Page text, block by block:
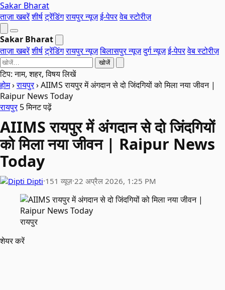
Sakar Bharat
ताज़ा खबरेंशीर्षट्रेंडिंगरायपुर न्यूज़ई-पेपरवेब स्टोरीज़
Sakar Bharat
ताज़ा खबरेंशीर्षट्रेंडिंगरायपुर न्यूज़बिलासपुर न्यूज़दुर्ग न्यूज़ई-पेपरवेब स्टोरीज़
खोजें
टिप: नाम, शहर, विषय लिखें
होम›रायपुर›AIIMS रायपुर में अंगदान से दो जिंदगियों को मिला नया जीवन |
Raipur News Today
रायपुर 5 मिनट पढ़ें
AIIMS रायपुर में अंगदान से दो जिंदगियों
को मिला नया जीवन | Raipur News
Today
Dipti·151 व्यूज़·22 अप्रैल 2026, 1:25 PM
रायपुर
शेयर करें